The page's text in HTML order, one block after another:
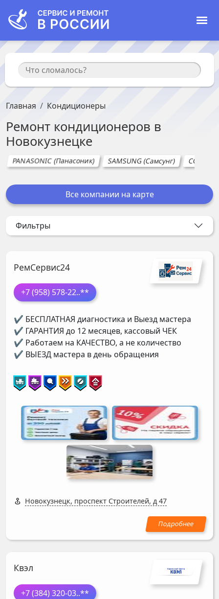
Главная Кондиционеры
Ремонт кондиционеров в
Новокузнецке
PANASONIC (Панасоник) SAMSUNG (Самсунг)
Все компании на карте
Фильтры
РемСервис24
+7 (958) 578-22..**
✔ БЕСПЛАТНАЯ диагностика и Выезд мастера
✔ ГАРАНТИЯ до 12 месяцев, кассовый ЧЕК
✔ Работаем на КАЧЕСТВО, а не количество
✔ ВЫЕЗД мастера в день обращения
Новокузнецк, проспект Строителей, д 47
Квэл
+7 (384) 320-03..**